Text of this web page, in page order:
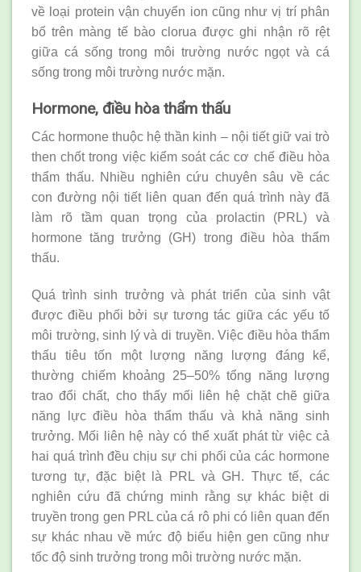
về loại protein vận chuyển ion cũng như vị trí phân
bố trên màng tế bào clorua được ghi nhận rõ rệt
giữa cá sống trong môi trường nước ngọt và cá
sống trong môi trường nước mặn.
Hormone, điều hòa thẩm thấu
Các hormone thuộc hệ thần kinh – nội tiết giữ vai trò
then chốt trong việc kiểm soát các cơ chế điều hòa
thẩm thấu. Nhiều nghiên cứu chuyên sâu về các
con đường nội tiết liên quan đến quá trình này đã
làm rõ tầm quan trọng của prolactin (PRL) và
hormone tăng trưởng (GH) trong điều hòa thẩm
thấu.
Quá trình sinh trưởng và phát triển của sinh vật
được điều phối bởi sự tương tác giữa các yếu tố
môi trường, sinh lý và di truyền. Việc điều hòa thẩm
thấu tiêu tốn một lượng năng lượng đáng kể,
thường chiếm khoảng 25–50% tổng năng lượng
trao đổi chất, cho thấy mối liên hệ chặt chẽ giữa
năng lực điều hòa thẩm thấu và khả năng sinh
trưởng. Mối liên hệ này có thể xuất phát từ việc cả
hai quá trình đều chịu sự chi phối của các hormone
tương tự, đặc biệt là PRL và GH. Thực tế, các
nghiên cứu đã chứng minh rằng sự khác biệt di
truyền trong gen PRL của cá rô phi có liên quan đến
sự khác nhau về mức độ biểu hiện gen cũng như
tốc độ sinh trưởng trong môi trường nước mặn.